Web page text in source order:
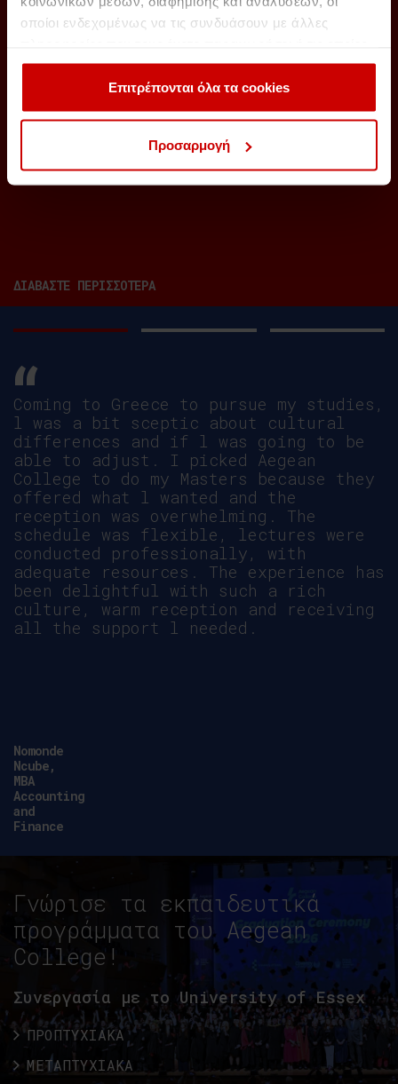
οποίοι ενδεχομένως να τις συνδυάσουν με άλλες
έχουν συλλέξει σε σχέση με την από μέρους σας χρήση
των υπηρεσιών τους.Επιτρέπονται όλα τα cookies
Προσαρμογή
ΔΙΑΒΑΣΤΕ ΠΕΡΙΣΣΟΤΕΡΑ
Coming to Greece to pursue my studies,
l was a bit sceptic about cultural
differences and if l was going to be
able to adjust. I picked Aegean
College to do my Masters because they
offered what l wanted and the
reception was overwhelming. The
schedule was flexible, lectures were
conducted professionally, with
adequate resources. The experience has
been delightful with such a rich
culture, warm reception and receiving
all the support l needed.
Nomonde
Ncube,
MBA
Accounting
and
Finance
Γνώρισε τα εκπαιδευτικά
προγράμματα του Aegean
College!
Συνεργασία με το University of Essex
ΠΡΟΠΤΥΧΙΑΚΑ
ΜΕΤΑΠΤΥΧΙΑΚΑ